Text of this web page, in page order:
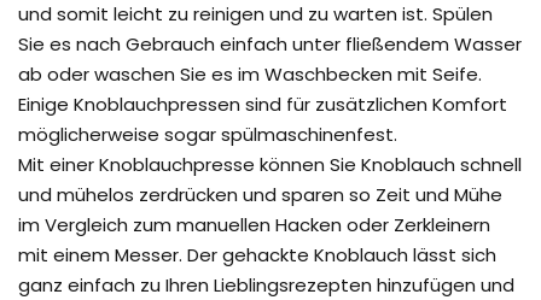
und somit leicht zu reinigen und zu warten ist. Spülen
Sie es nach Gebrauch einfach unter fließendem Wasser
ab oder waschen Sie es im Waschbecken mit Seife.
Einige Knoblauchpressen sind für zusätzlichen Komfort
möglicherweise sogar spülmaschinenfest.
Mit einer Knoblauchpresse können Sie Knoblauch schnell
und mühelos zerdrücken und sparen so Zeit und Mühe
im Vergleich zum manuellen Hacken oder Zerkleinern
mit einem Messer. Der gehackte Knoblauch lässt sich
ganz einfach zu Ihren Lieblingsrezepten hinzufügen und